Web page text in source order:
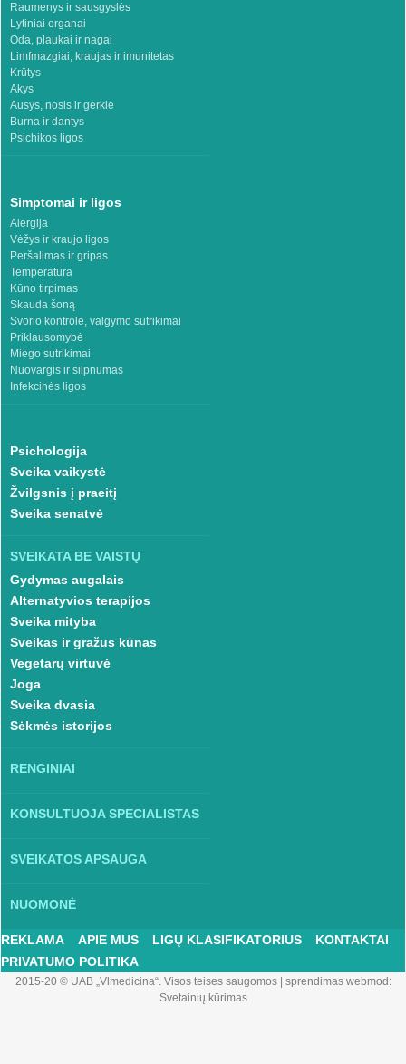
Raumenys ir sausgyslės
Lytiniai organai
Oda, plaukai ir nagai
Limfmazgiai, kraujas ir imunitetas
Krūtys
Akys
Ausys, nosis ir gerklė
Burna ir dantys
Psichikos ligos
Simptomai ir ligos
Alergija
Vėžys ir kraujo ligos
Peršalimas ir gripas
Temperatūra
Kūno tirpimas
Skauda šoną
Svorio kontrolė, valgymo sutrikimai
Priklausomybė
Miego sutrikimai
Nuovargis ir silpnumas
Infekcinės ligos
Psichologija
Sveika vaikystė
Žvilgsnis į praeitį
Sveika senatvė
SVEIKATA BE VAISTŲ
Gydymas augalais
Alternatyvios terapijos
Sveika mityba
Sveikas ir gražus kūnas
Vegetarų virtuvė
Joga
Sveika dvasia
Sėkmės istorijos
RENGINIAI
KONSULTUOJA SPECIALISTAS
SVEIKATOS APSAUGA
NUOMONĖ
REKLAMA APIE MUS LIGŲ KLASIFIKATORIUS
KONTAKTAI
PRIVATUMO POLITIKA
2015-20 © UAB „Vlmedicina“. Visos teises saugomos| sprendimas webmod:
Svetainių kūrimas